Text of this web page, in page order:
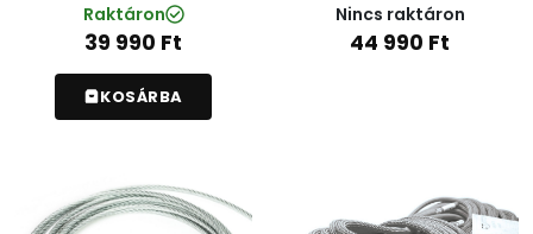
Raktáron
39 990 Ft
KOSÁRBA
Nincs raktáron
44 990 Ft